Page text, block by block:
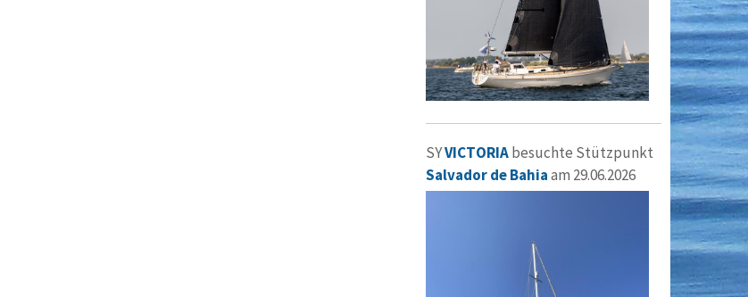
SYVICTORIAbesuchte Stützpunkt
Salvador de Bahiaam 29.06.2026